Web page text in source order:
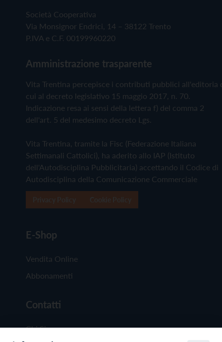
Società Cooperativa
Via Monsignor Endrici, 14 – 38122 Trento
P.IVA e C.F. 00199960220
Amministrazione trasparente
Vita Trentina percepisce i contributi pubblici all'editoria
cui al decreto legislativo 15 maggio 2017, n. 70.
Indicazione resa ai sensi della lettera f) del comma 2
dell'art. 5 del medesimo decreto Lgs.
Vita Trentina, tramite la Fisc (Federazione Italiana
Settimanali Cattolici), ha aderito allo IAP (Istituto
dell'Autodisciplina Pubblicitaria) accettando il Codice di
Autodisciplina della Comunicazione Commerciale
E-Shop
Vendita Online
Abbonamenti
Contatti
Chi Siamo